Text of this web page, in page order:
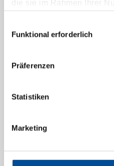
die sie im Rahmen Ihrer
gesammelt haben. Unsere
Funktional erforderlich
Präferenzen
Statistiken
Marketing